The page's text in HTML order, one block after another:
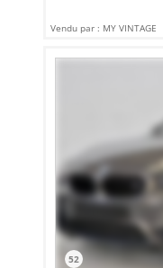
Vendu par : MY VINTAGE
52